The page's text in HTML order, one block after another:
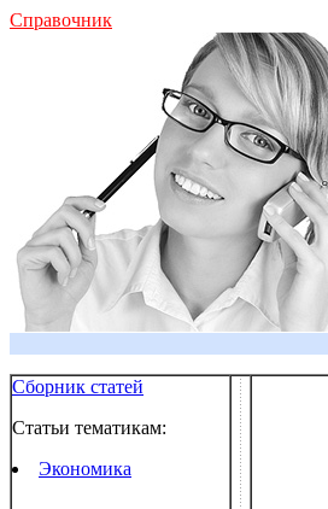
Справочник
Сборник статей
Статьи тематикам:
Экономика